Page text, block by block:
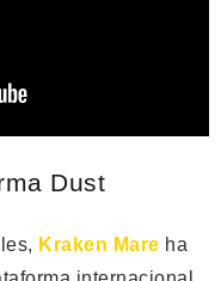
Dust
Kraken Mare ha